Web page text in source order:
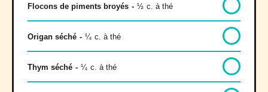
Flocons de piments broyés - ½ c. à thé
Origan séché - ¼ c. à thé
Thym séché - ¼ c. à thé